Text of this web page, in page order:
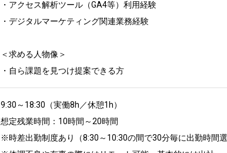
・アクセス解析ツール（GA4等）利用経験
・デジタルマーケティング関連業務経験
＜求める人物像＞
・自ら課題を見つけ提案できる方
9:30～18:30（実働8h／休憩1h）
想定残業時間：10時間～20時間
※時差出勤制度あり（8:30～10:30の間で30分毎に出勤時間選